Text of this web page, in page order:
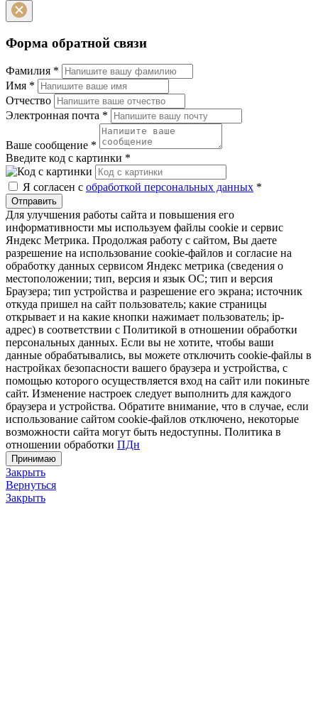
Форма обратной связи
Фамилия *
Имя *
Отчество
Электронная почта *
Ваше сообщение *
Введите код с картинки *
Я согласен с обработкой персональных данных *
Отправить
Для улучшения работы сайта и повышения его
информативности мы используем файлы cookie и сервис
Яндекс Метрика. Продолжая работу с сайтом, Вы даете
разрешение на использование cookie-файлов и согласие на
обработку данных сервисом Яндекс метрика (сведения о
местоположении; тип, версия и язык ОС; тип и версия
Браузера; тип устройства и разрешение его экрана; источник
откуда пришел на сайт пользователь; какие страницы
открывает и на какие кнопки нажимает пользователь; ip-
адрес) в соответствии с Политикой в отношении обработки
персональных данных. Если вы не хотите, чтобы ваши
данные обрабатывались, вы можете отключить cookie-файлы в
настройках безопасности вашего браузера и устройства, с
помощью которого осуществляется вход на сайт или покиньте
сайт. Изменение настроек следует выполнить для каждого
браузера и устройства. Обратите внимание, что в случае, если
использование сайтом cookie-файлов отключено, некоторые
возможности сайта могут быть недоступны. Политика в
отношении обработки ПДн
Принимаю
Закрыть
Вернуться
Закрыть